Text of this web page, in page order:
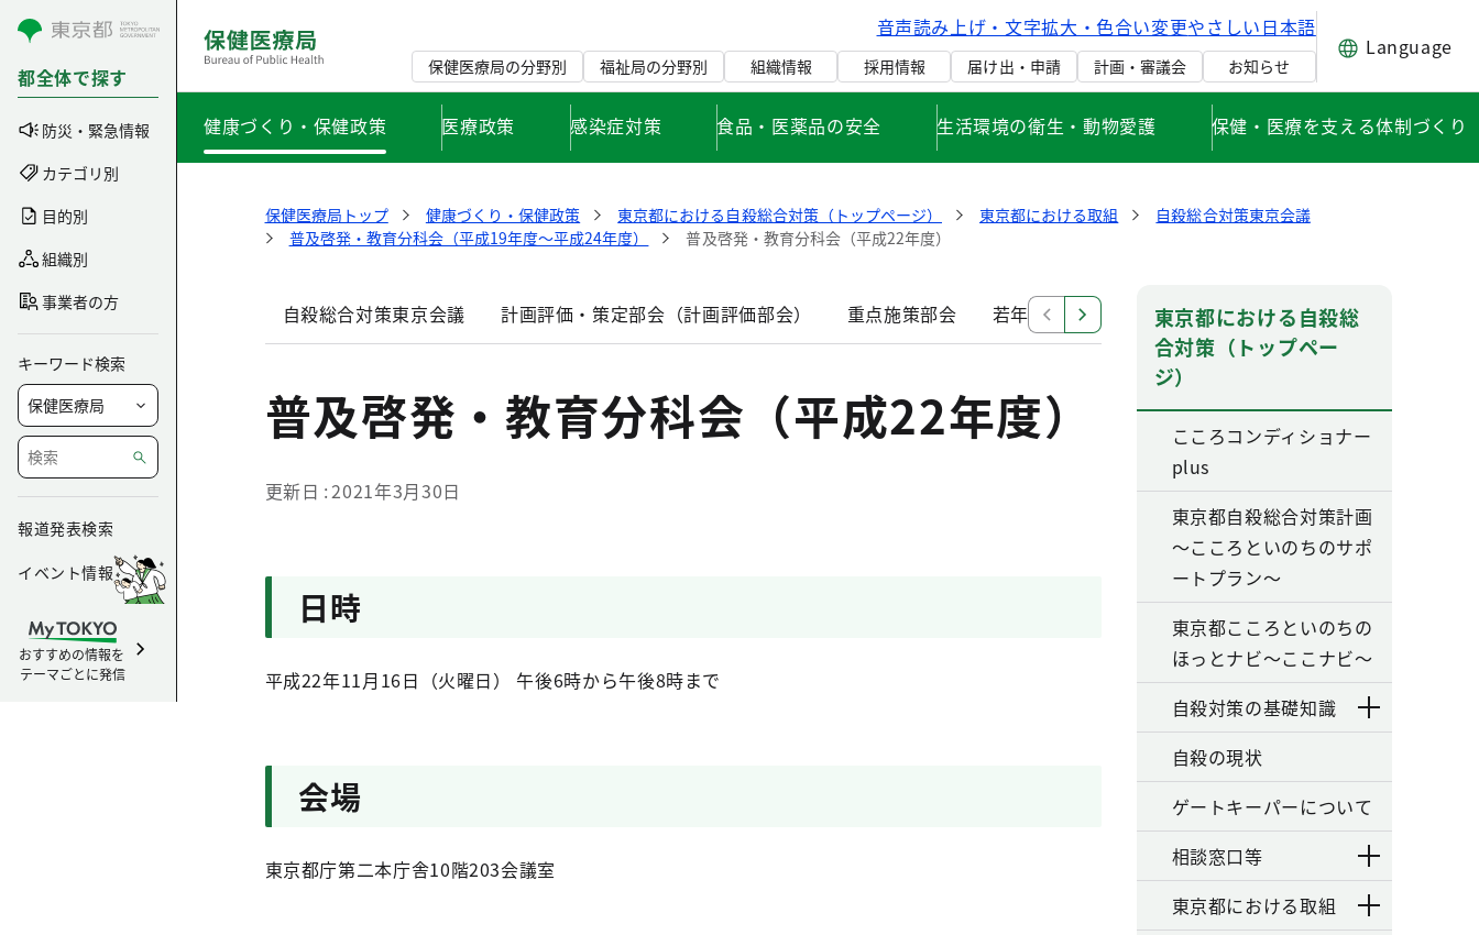
コンテンツにスキップ
都全体で探す
防災・緊急情報
カテゴリ別
目的別
組織別
事業者の方
キーワード検索
報道発表検索
イベント情報
おすすめの情報を
テーマごとに発信
音声読み上げ・文字拡大・色合い変更やさしい日本語
保健医療局の分野別 福祉局の分野別 組織情報 採用情報 届け出・申請 計画・審議会 お知らせ
Language
健康づくり・保健政策 医療政策 感染症対策 食品・医薬品の安全 生活環境の衛生・動物愛護 保健・医療を支える体制づくり
保健医療局トップ 健康づくり・保健政策 東京都における自殺総合対策（トップページ） 東京都における取組
自殺総合対策東京会議
普及啓発・教育分科会（平成19年度～平成24年度）
普及啓発・教育分科会（平成22年度）
自殺総合対策東京会議 計画評価・策定部会（計画評価部会） 重点施策部会 若年層対策分科会（平成25年度～平成28年度）
普及啓発・教育分科会（平成22年度）
更新日 2021年3月30日
日時
平成22年11月16日（火曜日） 午後6時から午後8時まで
会場
東京都庁第二本庁舎10階203会議室
東京都における自殺総
合対策（トップペー
ジ）
こころコンディショナー
plus
東京都自殺総合対策計画
～こころといのちのサポ
ートプラン～
東京都こころといのちの
ほっとナビ～ここナビ～
自殺対策の基礎知識
自殺の現状
ゲートキーパーについて
相談窓口等
東京都における取組